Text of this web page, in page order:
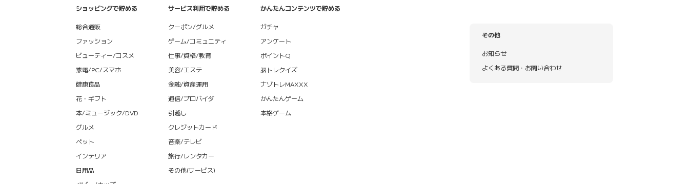
ショッピングで貯める
総合通販
ファッション
ビューティー/コスメ
家電/PC/スマホ
健康食品
花・ギフト
本/ミュージック/DVD
グルメ
ペット
インテリア
日用品
サービス利用で貯める
クーポン/グルメ
ゲーム/コミュニティ
仕事/資格/教育
美容/エステ
金融/資産運用
通信/プロバイダ
引越し
クレジットカード
音楽/テレビ
旅行/レンタカー
その他(サービス)
かんたんコンテンツで貯める
ガチャ
アンケート
ポイントQ
脳トレクイズ
ナゾトレMAXXX
かんたんゲーム
本格ゲーム
その他
お知らせ
よくある質問・お問い合わせ